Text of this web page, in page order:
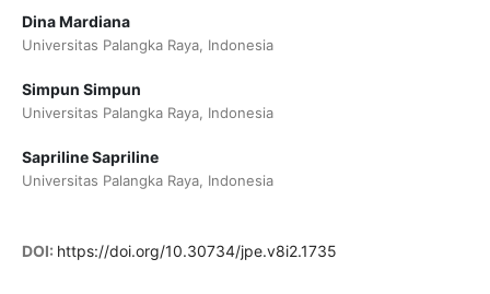
Dina Mardiana
Universitas Palangka Raya, Indonesia
Simpun Simpun
Universitas Palangka Raya, Indonesia
Sapriline Sapriline
Universitas Palangka Raya, Indonesia
DOI: https://doi.org/10.30734/jpe.v8i2.1735